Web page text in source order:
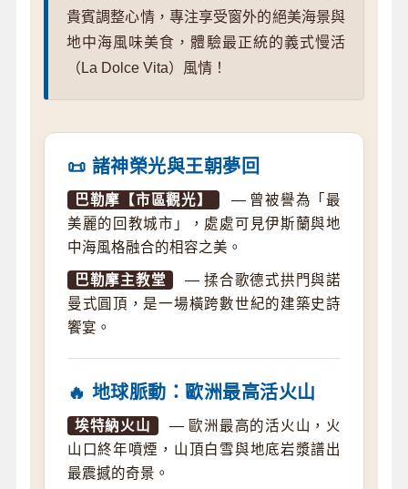
貴賓調整心情，專注享受窗外的絕美海景與
地中海風味美食，體驗最正統的義式慢活
（La Dolce Vita）風情！
📜 諸神榮光與王朝夢回
巴勒摩【市區觀光】
— 曾被譽為「最
美麗的回教城市」，處處可見伊斯蘭與地
中海風格融合的相容之美。
巴勒摩主教堂
— 揉合歌德式拱門與諾
曼式圓頂，是一場橫跨數世紀的建築史詩
饗宴。
🔥 地球脈動：歐洲最高活火山
埃特納火山
— 歐洲最高的活火山，火
山口終年噴煙，山頂白雪與地底岩漿譜出
最震撼的奇景。